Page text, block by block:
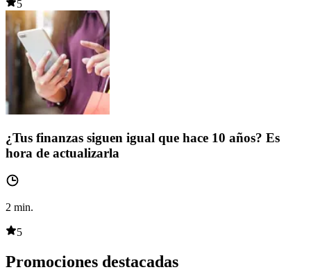
5
¿Tus finanzas siguen igual que hace 10 años? Es
hora de actualizarla
2 min.
5
Promociones destacadas